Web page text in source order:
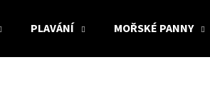
PLAVÁNÍ MOŘSKÉ PANNY